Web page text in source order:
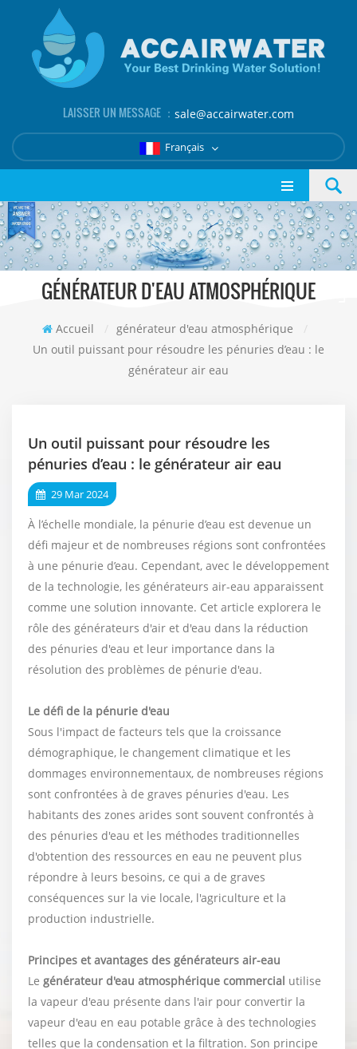
LAISSER UN MESSAGE ： sale@accairwater.com
Français
GÉNÉRATEUR D'EAU ATMOSPHÉRIQUE
Accueil / générateur d'eau atmosphérique
/
Un outil puissant pour résoudre les pénuries d’eau : le
générateur air eau
Un outil puissant pour résoudre les
pénuries d’eau : le générateur air eau
29 Mar 2024
À l’échelle mondiale, la pénurie d’eau est devenue un
défi majeur et de nombreuses régions sont confrontées
à une pénurie d’eau. Cependant, avec le développement
de la technologie, les générateurs air-eau apparaissent
comme une solution innovante. Cet article explorera le
rôle des générateurs d'air et d'eau dans la réduction
des pénuries d'eau et leur importance dans la
résolution des problèmes de pénurie d'eau.
Le défi de la pénurie d'eau
Sous l'impact de facteurs tels que la croissance
démographique, le changement climatique et les
dommages environnementaux, de nombreuses régions
sont confrontées à de graves pénuries d'eau. Les
habitants des zones arides sont souvent confrontés à
des pénuries d'eau et les méthodes traditionnelles
d'obtention des ressources en eau ne peuvent plus
répondre à leurs besoins, ce qui a de graves
conséquences sur la vie locale, l'agriculture et la
production industrielle.
Principes et avantages des générateurs air-eau
Le générateur d'eau atmosphérique commercial utilise
la vapeur d'eau présente dans l'air pour convertir la
vapeur d'eau en eau potable grâce à des technologies
telles que la condensation et la filtration. Son principe